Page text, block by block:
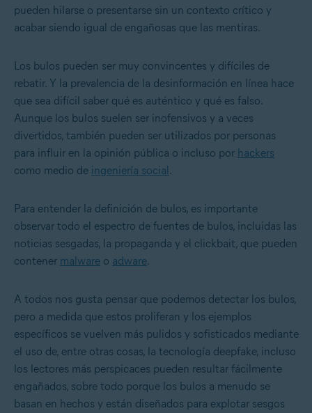
pueden hilarse o presentarse sin un contexto crítico y
acabar siendo igual de engañosas que las mentiras.
Los bulos pueden ser muy convincentes y difíciles de
rebatir. Y la prevalencia de la desinformación en línea hace
que sea difícil saber qué es auténtico y qué es falso.
Aunque los bulos suelen ser inofensivos y a veces
divertidos, también pueden ser utilizados por personas
para influir en la opinión pública o incluso por hackers
como medio de ingeniería social .
Para entender la definición de bulos, es importante
observar todo el espectro de fuentes de bulos, incluidas las
noticias sesgadas, la propaganda y el clickbait, que pueden
contener malware o adware.
A todos nos gusta pensar que podemos detectar los bulos,
pero a medida que estos proliferan y los ejemplos
específicos se vuelven más pulidos y sofisticados mediante
el uso de, entre otras cosas, la tecnología deepfake, incluso
los lectores más perspicaces pueden resultar fácilmente
engañados, sobre todo porque los bulos a menudo se
basan en hechos y están diseñados para explotar sesgos